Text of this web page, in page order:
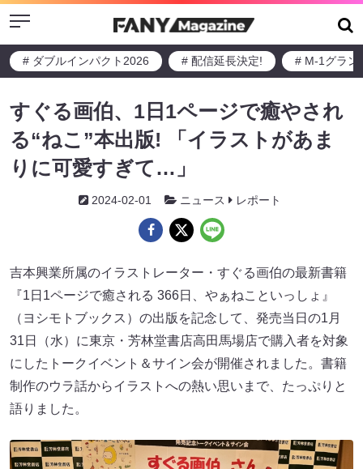
Menu
# ダブルインパクト2026 # 配信延長決定! # M-1グラン
すぐる画伯、1日1ページで癒やされ
る“ねこ”本出版! 「イラストがあま
りに可愛すぎて…」
2024-02-01 ニュース レポート
吉本興業所属のイラストレーター・すぐる画伯の最新書籍
『1日1ページで癒される 366日、やぁねこといっしょ』
（ヨシモトブックス）の出版を記念して、発売当日の1月
31日（水）に東京・芳林堂書店高田馬場店で購入者を対象
にしたトークイベント＆サイン会が開催されました。書籍
制作のウラ話からイラストへの熱い思いまで、たっぷりと
語りました。